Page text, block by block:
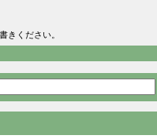
きください。